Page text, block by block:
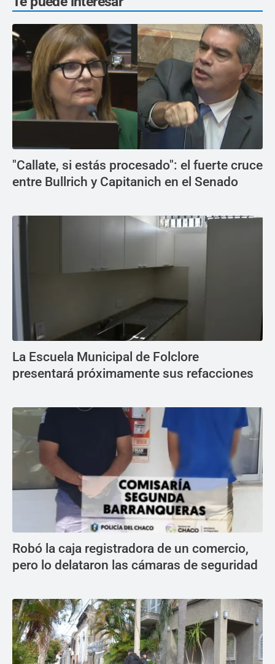
"Callate, si estás procesado": el fuerte cruce
entre Bullrich y Capitanich en el Senado
La Escuela Municipal de Folclore
presentará próximamente sus refacciones
Robó la caja registradora de un comercio,
pero lo delataron las cámaras de seguridad